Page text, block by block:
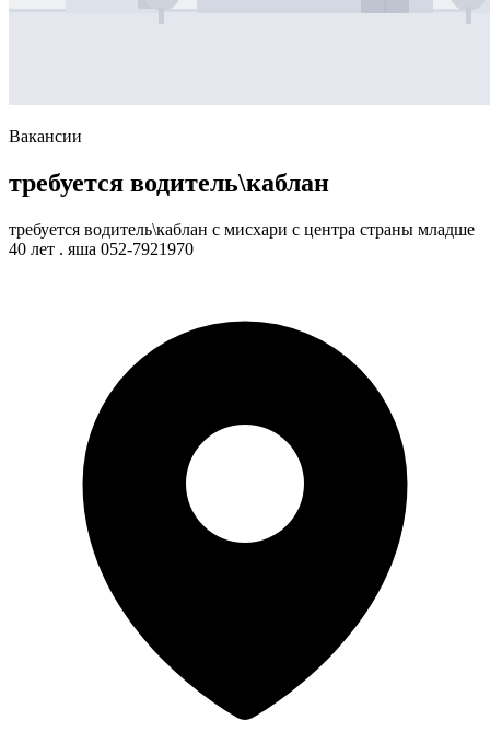
Вакансии
требуется водитель\каблан
требуется водитель\каблан с мисхари с центра страны младше
40 лет . яша 052-7921970